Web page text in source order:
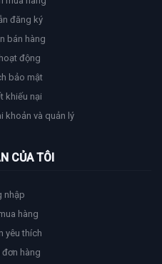
đăng ký
bán hàng
động
bảo mật
khiếu nại
khoản và quản lý
CỦA TÔI
nhập
hàng
yêu thích
hàng